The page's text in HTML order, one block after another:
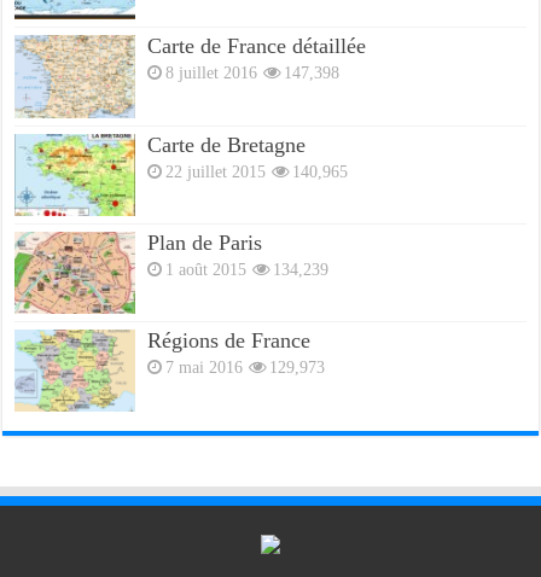
Carte de France détaillée
8 juillet 2016 147,398
Carte de Bretagne
22 juillet 2015 140,965
Plan de Paris
1 août 2015 134,239
Régions de France
7 mai 2016 129,973